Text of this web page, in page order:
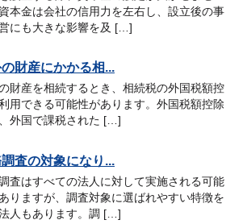
本金は会社の信用力を左右し、設立後の事
にも大きな影響を及 […]
財産にかかる相...
財産を相続するとき、相続税の外国税額控
用できる可能性があります。外国税額控除
外国で課税された […]
査の対象になり...
査はすべての法人に対して実施される可能
りますが、調査対象に選ばれやすい特徴を
人もあります。調 […]